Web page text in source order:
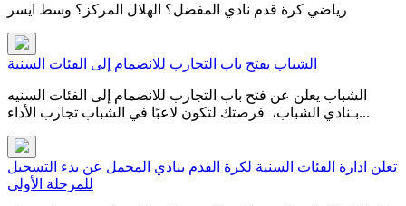
رياضي كرة قدم نادي المفضل؟ الهلال المركز؟ وسط ايسر
الشباب يفتح باب التجارب للانضمام إلى الفئات السنية
الشباب يعلن عن فتح باب التجارب للانضمام إلى الفئات السنيه
بـنادي الشباب، فرصتك لتكون لاعبًا في ⁧‫الشباب‬⁩ ‏تجارب الأداء...
تعلن ادارة الفئات السنية لكرة القدم بنادي المحمل عن بدء التسجيل
للمرحلة الأولى